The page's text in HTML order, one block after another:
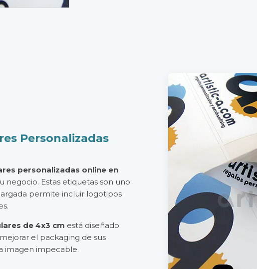
Personalizadas
personalizadas online en
negocio. Estas etiquetas son uno
permite incluir logotipos
de 4x3 cm está diseñado
el packaging de sus
imagen impecable.